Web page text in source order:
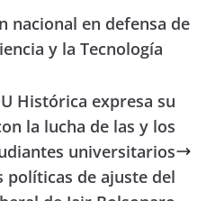
nacional en defensa de
y la Tecnología
Histórica expresa su
la lucha de las y los
universitarios
políticas de ajuste del